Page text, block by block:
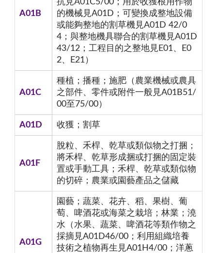
A01B
抗見A01C5/00；用於收獲根用作物
的機械見A01D；可變換成整地設備
或能夠整地的割草機見A01D 42/0
4；與整地機具聯合的割草機見A01D
43/12；工程目的之整地見E01、E0
2、E21）
A01C
種植；播種；施肥（農業機械或農具
之部件、零件或附件一般見A01B51/
00至75/00）
A01D 收獲；割草
A01F
脫粒、禾桿、乾草或類似物之打捆；
將禾桿、乾草形成捆或打捆的固定裝
置或手動工具；禾桿、乾草或類似物
的切碎；農業或園藝產品之儲藏
A01G
園藝；蔬菜、花卉、稻、果樹、葡
萄、啤酒花或海菜之栽培；林業；澆
水（水果、蔬菜、啤酒花等類作物之
採摘見A01D46/00；利用組織培養
技術之植物再生見A01H4/00；洋蔥